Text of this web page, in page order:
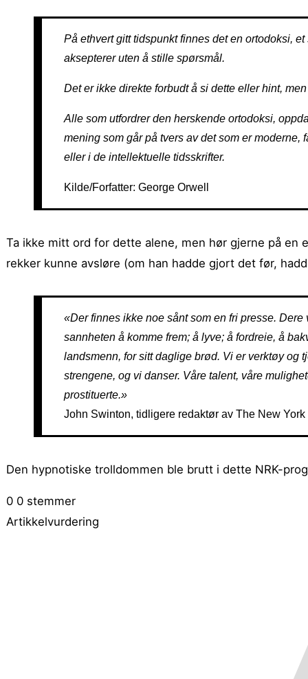
På ethvert gitt tidspunkt finnes det en ortodoksi,
aksepterer uten å stille spørsmål.
Det er ikke direkte forbudt å si dette eller hint,
Alle som utfordrer den herskende ortodoksi,
mening som går på tvers av det som er
eller i de intellektuelle tidsskrifter.
Kilde/Forfatter: George Orwell
Ta ikke mitt ord for dette alene, men hør gjerne på en
rekker kunne avsløre (om han hadde gjort det før,
«Der finnes ikke noe sånt som en fri presse.
sannheten å komme frem; å lyve; å fordreie, å
landsmenn, for sitt daglige brød. Vi er verktøy og
strengene, og vi danser. Våre talent, våre
prostituerte.»
John Swinton, tidligere redaktør av The New
Den hypnotiske trolldommen ble brutt i dette NRK-
0 0 stemmer
Artikkelvurdering